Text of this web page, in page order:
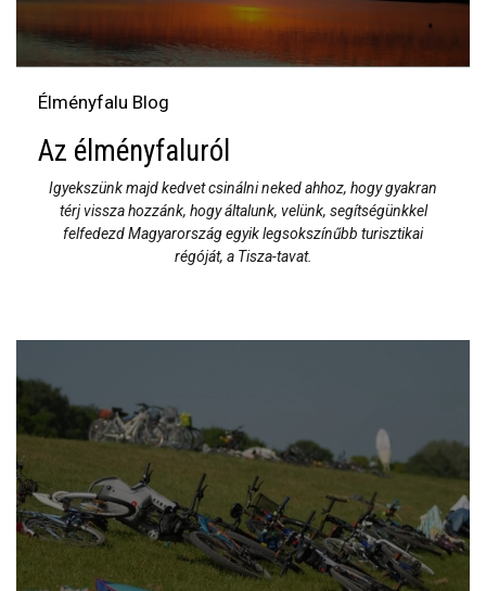
Élményfalu Blog
Az élményfaluról
Igyekszünk majd kedvet csinálni neked ahhoz, hogy gyakran
térj vissza hozzánk, hogy általunk, velünk, segítségünkkel
felfedezd Magyarország egyik legsokszínűbb turisztikai
régóját, a Tisza-tavat.